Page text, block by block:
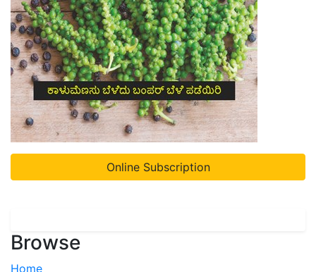
Online Subscription
Browse
Home